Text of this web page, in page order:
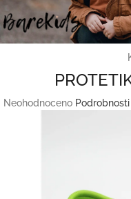
Přejít
na
obsah
Průměrné
Neohodnoceno